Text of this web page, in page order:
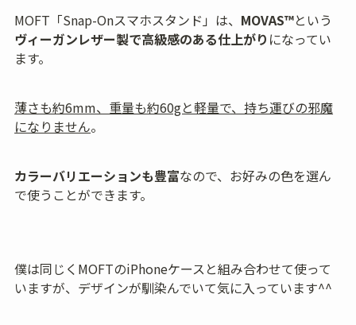
MOFT「Snap-Onスマホスタンド」は、 MOVAS™という
ヴィーガンレザー製で高級感のある仕上がり になってい
ます。
薄さも約6mm、重量も約60gと軽量で、持ち運びの邪魔
になりません。
カラーバリエーションも豊富なので、お好みの色を選ん
で使うことができます。
僕は同じくMOFTのiPhoneケースと組み合わせて使って
いますが、デザインが馴染んでいて気に入っています^^